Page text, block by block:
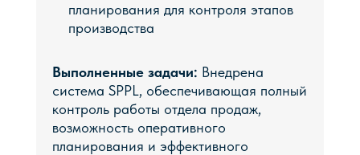
планирования для контроля этапов
производства
Выполненные задачи: Внедрена
система SPPL, обеспечивающая полный
контроль работы отдела продаж,
возможность оперативного
планирования и эффективного
ЗАПЛАНИРОВАТЬ
ДЕМОНСТРАЦИЮ